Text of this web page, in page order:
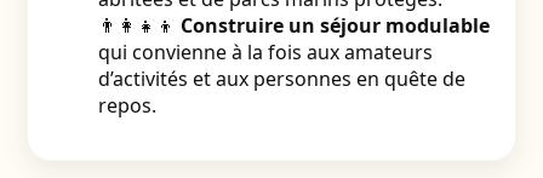
👨‍👩‍👧‍👦 Construire un séjour modulable
qui convienne à la fois aux amateurs
d’activités et aux personnes en quête de
repos.